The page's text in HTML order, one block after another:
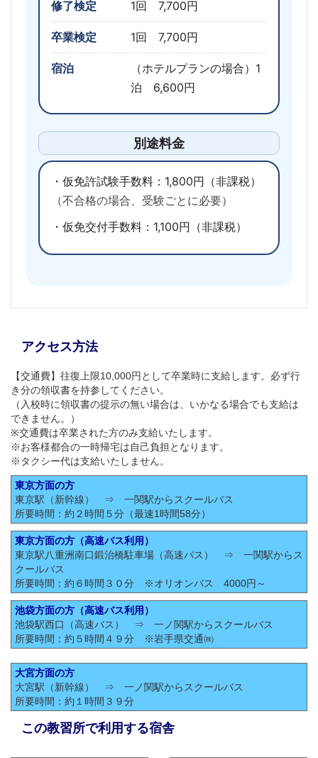
修了検定 1回 7,700円
卒業検定 1回 7,700円
宿泊
（ホテルプランの場合）1
泊 6,600円
別途料金
・仮免許試験手数料：1,800円（非課税）
（不合格の場合、受験ごとに必要）
・仮免交付手数料：1,100円（非課税）
アクセス方法
【交通費】往復上限10,000円として卒業時に支給します。必ず行
き分の領収書を持参してください。
（入校時に領収書の提示の無い場合は、いかなる場合でも支給は
できません。）
※交通費は卒業された方のみ支給いたします。
※お客様都合の一時帰宅は自己負担となります。
※タクシー代は支給いたしません。
東京方面の方
東京駅（新幹線） ⇒ 一関駅からスクールバス
所要時間：約２時間５分（最速1時間58分）
東京方面の方（高速バス利用）
東京駅八重洲南口鍛治橋駐車場（高速バス） ⇒ 一関駅からス
クールバス
所要時間：約６時間３０分 ※オリオンバス 4000円～
池袋方面の方（高速バス利用）
池袋駅西口（高速バス） ⇒ 一ノ関駅からスクールバス
所要時間：約５時間４９分 ※岩手県交通㈱
大宮方面の方
大宮駅（新幹線） ⇒ 一ノ関駅からスクールバス
所要時間：約１時間３９分
この教習所で利用する宿舎